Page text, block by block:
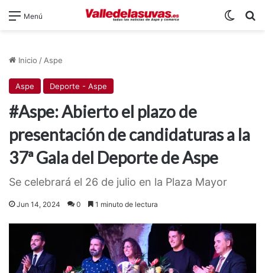
Menú
Inicio / Aspe
Aspe Deporte - Aspe
#Aspe: Abierto el plazo de
presentación de candidaturas a la
37ª Gala del Deporte de Aspe
Se celebrará el 26 de julio en la Plaza Mayor
Jun 14, 2024 0 1 minuto de lectura